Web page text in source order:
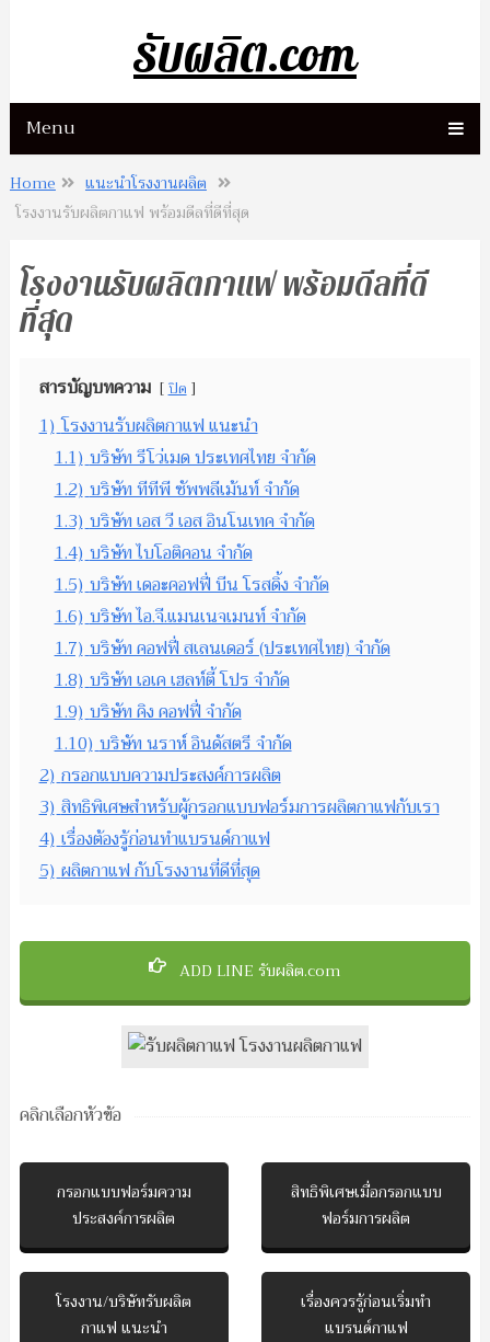
รับผลิต.com
Menu
Home
แนะนำโรงงานผลิต
โรงงานรับผลิตกาแฟ พร้อมดีลที่ดีที่สุด
โรงงานรับผลิตกาแฟ พร้อมดีลที่ดี
ที่สุด
สารบัญบทความ ปิด
1) โรงงานรับผลิตกาแฟ แนะนำ
1.1) บริษัท รีโว่เมด ประเทศไทย จำกัด
1.2) บริษัท ทีทีพี ซัพพลีเม้นท์ จำกัด
1.3) บริษัท เอส วี เอส อินโนเทค จำกัด
1.4) บริษัท ไบโอติคอน จำกัด
1.5) บริษัท เดอะคอฟฟี่ บีน โรสดิ้ง จำกัด
1.6) บริษัท ไอ.จี.แมนเนจเมนท์ จำกัด
1.7) บริษัท คอฟฟี่ สเลนเดอร์ (ประเทศไทย) จำกัด
1.8) บริษัท เอเค เฮลท์ตี้ โปร จำกัด
1.9) บริษัท คิง คอฟฟี่ จำกัด
1.10) บริษัท นราห์ อินดัสตรี จำกัด
2) กรอกแบบความประสงค์การผลิต
3) สิทธิพิเศษสำหรับผู้กรอกแบบฟอร์มการผลิตกาแฟกับเรา
4) เรื่องต้องรู้ก่อนทำแบรนด์กาแฟ
5) ผลิตกาแฟ กับโรงงานที่ดีที่สุด
ADD LINE รับผลิต.com
คลิกเลือกหัวข้อ
กรอกแบบฟอร์มความ
ประสงค์การผลิต
สิทธิพิเศษเมื่อกรอกแบบ
ฟอร์มการผลิต
โรงงาน/บริษัทรับผลิต
กาแฟ แนะนำ
เรื่องควรรู้ก่อนเริ่มทำ
แบรนด์กาแฟ